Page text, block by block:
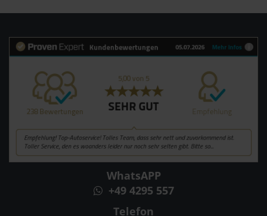
WhatsAPP
+49 4295 557
Telefon